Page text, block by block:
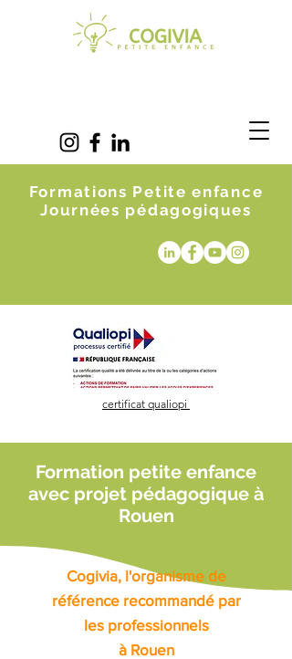
Formations Petite enfance
Journées pédagogiques
certificat qualiopi
Formation petite enfance
avec projet pédagogique à
Rouen
Cogivia, l'organisme de
référence recommandé par
les professionnels
à Rouen